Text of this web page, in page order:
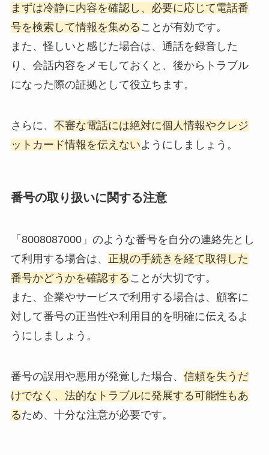
まずは冷静に内容を確認し、必要に応じて電話番
号を検索して情報を集める ことが有効です。
また、怪しいと感じた場合は、通話を録音した
り、会話内容をメモしておくと、後からトラブル
になった際の証拠として役立ちます。
さらに、 不審な電話には絶対に個人情報やクレジ
ットカード情報を伝えないようにしましょう。
番号の取り扱いに関する注意
「8008087000」のような番号を自分の連絡先とし
て利用する場合は、 正規の手続きを経て取得した
番号かどうかを確認する ことが大切です。
また、企業やサービスで利用する場合は、顧客に
対して番号の正当性や利用目的を明確に伝えるよ
うにしましょう。
番号の誤用や悪用が発覚した場合、 信頼を失うだ
けでなく、法的なトラブルに発展する可能性もあ
るため、十分な注意が必要です。